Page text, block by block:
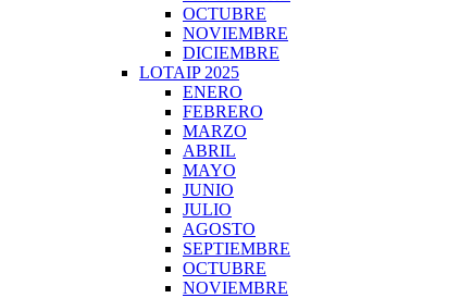
OCTUBRE
NOVIEMBRE
DICIEMBRE
LOTAIP 2025
ENERO
FEBRERO
MARZO
ABRIL
MAYO
JUNIO
JULIO
AGOSTO
SEPTIEMBRE
OCTUBRE
NOVIEMBRE